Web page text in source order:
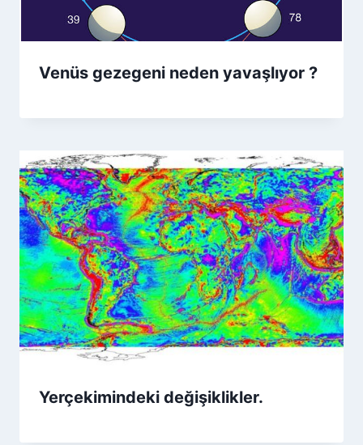
Venüs gezegeni neden yavaşlıyor ?
Yerçekimindeki değişiklikler.